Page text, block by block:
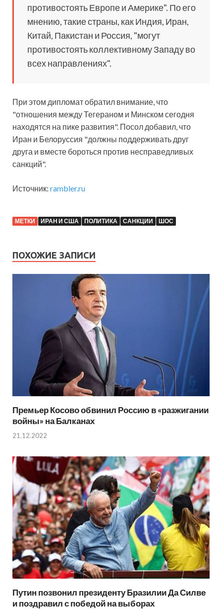
противостоять Европе и Америке". По его
мнению, такие страны, как Индия, Иран,
Китай, Пакистан и Россия, "могут
противостоять коллективному Западу во
всех направлениях".
При этом дипломат обратил внимание, что
"отношения между Тегераном и Минском сегодня
находятся на пике развития". Посол добавил, что
Иран и Белоруссия "должны поддерживать друг
друга и вместе бороться против несправедливых
санкций".
Источник: rambler.ru
МЕТКИ ИРАН И США ПОЛИТИКА САНКЦИИ ШОС
ПОХОЖИЕ ЗАПИСИ
Премьер Косово обвинил Россию в «разжигании
войны» на Балканах
21.12.2022
Путин позвонил президенту Бразилии Да Силве
и поздравил с победой на выборах